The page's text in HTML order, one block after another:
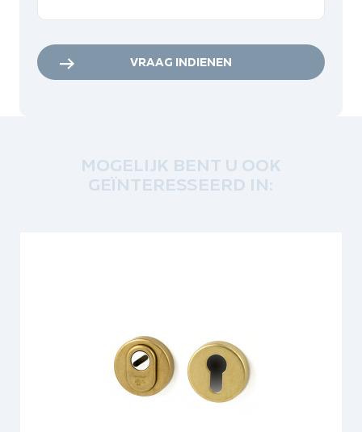
VRAAG INDIENEN
MOGELIJK BENT U OOK
GEÏNTERESSEERD IN: